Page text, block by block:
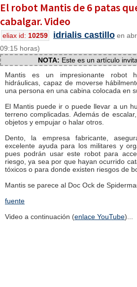
El robot Mantis de 6 patas
cabalgar. Video
eliax id: 10259 idrialis castillo en
09:15 horas)
NOTA: Este es un artículo
Mantis es un impresionante robot
hidráulicas, capaz de moverse
una persona en una cabina colocada en
El Mantis puede ir o puede llevar a un
terreno complicadas. Además de
objetos y empujar o halar otros.
Dento, la empresa fabricante,
excelente ayuda para los militares y
pues podrán usar este robot para
riesgo, ya sea por que hayan ocurrido
tóxicos o para donde existen riesgos de
Mantis se parece al Doc Ock de
fuente
Video a continuación (enlace YouTube)...